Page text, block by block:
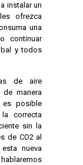
instalar un
ofrezca
una
continuar
y todos
de aire
de manera
es posible
correcta
sin la
de CO2 al
nueva